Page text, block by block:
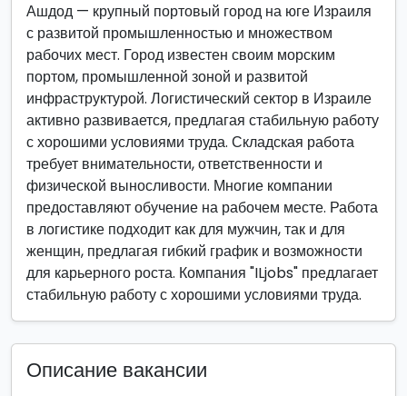
Ашдод — крупный портовый город на юге Израиля
с развитой промышленностью и множеством
рабочих мест. Город известен своим морским
портом, промышленной зоной и развитой
инфраструктурой. Логистический сектор в Израиле
активно развивается, предлагая стабильную работу
с хорошими условиями труда. Складская работа
требует внимательности, ответственности и
физической выносливости. Многие компании
предоставляют обучение на рабочем месте. Работа
в логистике подходит как для мужчин, так и для
женщин, предлагая гибкий график и возможности
для карьерного роста. Компания "ILjobs" предлагает
стабильную работу с хорошими условиями труда.
Описание вакансии